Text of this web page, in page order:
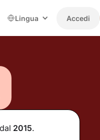
Lingua Accedi
dal 2015.